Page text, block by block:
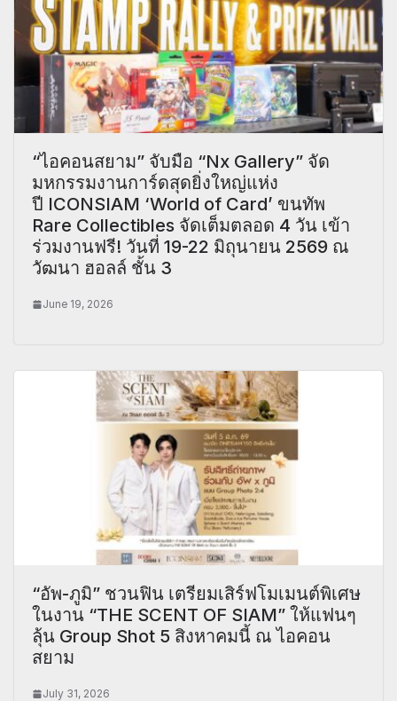
“ไอคอนสยาม” จับมือ “Nx Gallery” จัด
มหกรรมงานการ์ดสุดยิ่งใหญ่แห่ง
ปี ICONSIAM ‘World of Card’ ขนทัพ
Rare Collectibles จัดเต็มตลอด 4 วัน เข้า
ร่วมงานฟรี! วันที่ 19-22 มิถุนายน 2569 ณ
วัฒนา ฮอลล์ ชั้น 3
June 19, 2026
“อัพ-ภูมิ” ชวนฟิน เตรียมเสิร์ฟโมเมนต์พิเศษ
ในงาน “THE SCENT OF SIAM” ให้แฟนๆ
ลุ้น Group Shot 5 สิงหาคมนี้ ณ ไอคอน
สยาม
July 31, 2026